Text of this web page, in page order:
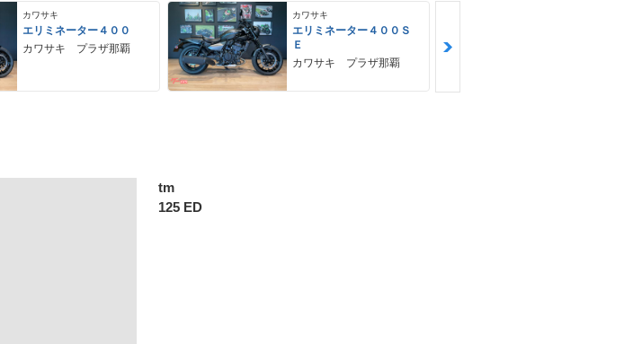
カワサキ
エリミネーター４００
カワサキ プラザ那覇
カワサキ
エリミネーター４００Ｓ
Ｅ
カワサキ プラザ那覇
tm
125 ED